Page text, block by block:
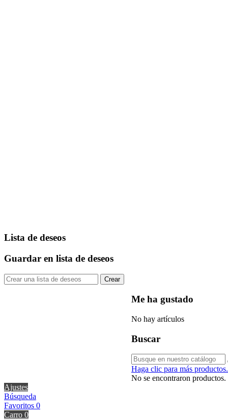
Lista de deseos
Guardar en lista de deseos
Crear
Me ha gustado
No hay artículos
Buscar
Haga clic para más productos.
No se encontraron productos.
Ajustes
Búsqueda
Favoritos 0
Carro 0